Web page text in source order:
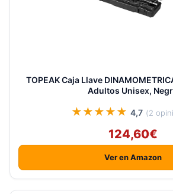
TOPEAK Caja Llave
Adultos Unisex,
★★★★★ 4,7 (2
124,60€
Ver en Amazon